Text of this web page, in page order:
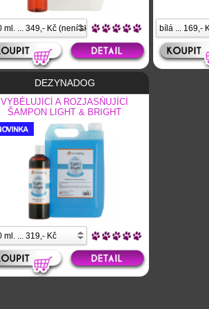
DEZYNADOG
VYBĚLUJÍCÍ A ROZJASŇUJÍCÍ
ŠAMPON LIGHT & BRIGHT